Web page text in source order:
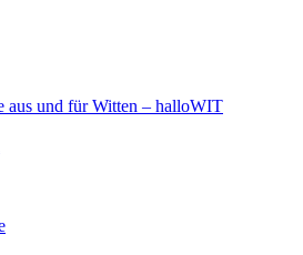
aus und für Witten – halloWIT